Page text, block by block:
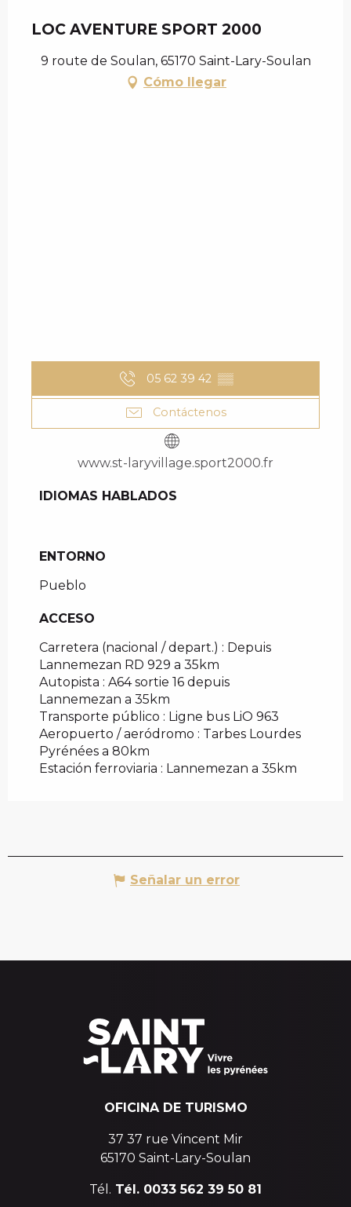
LOC AVENTURE SPORT 2000
9 route de Soulan, 65170 Saint-Lary-Soulan
Cómo llegar
05 62 39 42 ▒▒
Contáctenos
www.st-laryvillage.sport2000.fr
IDIOMAS HABLADOS
IDIOMAS HABLADOS
ENTORNO
ENTORNO
Pueblo
ACCESO
ACCESO
Carretera (nacional / depart.) : Depuis
Lannemezan RD 929 a 35km
Autopista : A64 sortie 16 depuis
Lannemezan a 35km
Transporte público : Ligne bus LiO 963
Aeropuerto / aeródromo : Tarbes Lourdes
Pyrénées a 80km
Estación ferroviaria : Lannemezan a 35km
Señalar un error
OFICINA DE TURISMO
37 37 rue Vincent Mir
65170 Saint-Lary-Soulan
Tél. Tél. 0033 562 39 50 81